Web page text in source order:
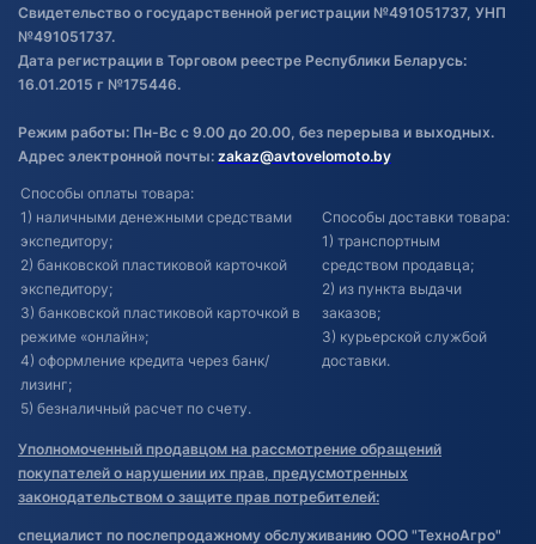
Свидетельство о государственной регистрации №491051737, УНП
№491051737.
Дата регистрации в Торговом реестре Республики Беларусь:
16.01.2015 г №175446.
Режим работы: Пн-Вс с 9.00 до 20.00, без перерыва и выходных.
Адрес электронной почты: zakaz@avtovelomoto.by
Способы оплаты товара:
1) наличными денежными средствами
экспедитору;
2) банковской пластиковой карточкой
экспедитору;
3) банковской пластиковой карточкой в
режиме «онлайн»;
4) оформление кредита через банк/
лизинг;
5) безналичный расчет по счету.
Способы доставки товара:
1) транспортным
средством продавца;
2) из пункта выдачи
заказов;
3) курьерской службой
доставки.
Уполномоченный продавцом на рассмотрение обращений
покупателей о нарушении их прав, предусмотренных
законодательством о защите прав потребителей:
специалист по послепродажному обслуживанию ООО "ТехноАгро"